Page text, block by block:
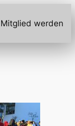
Mitglied werden